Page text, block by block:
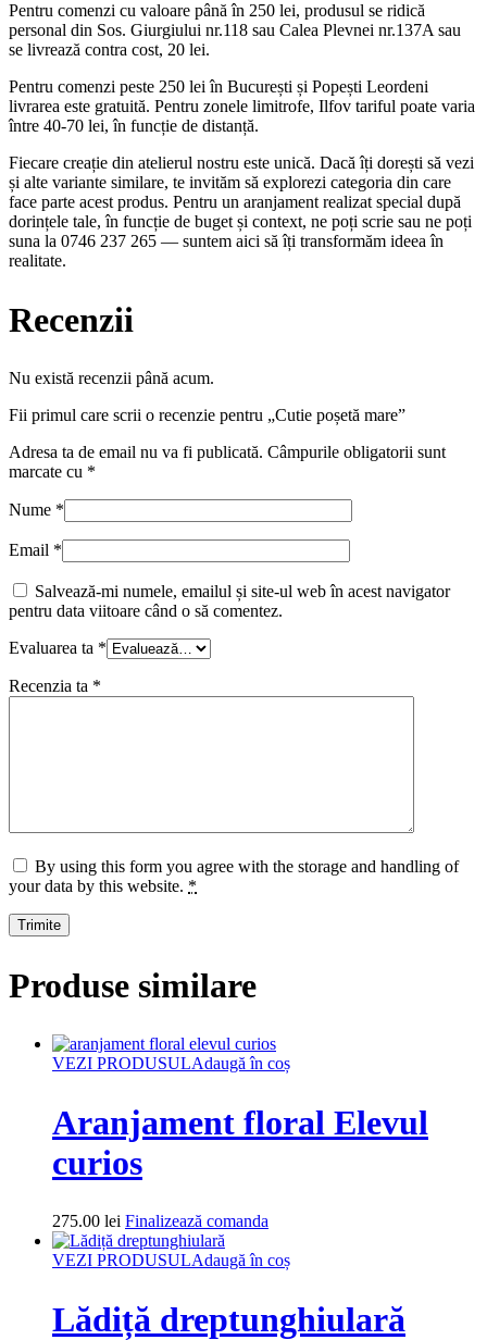
Pentru comenzi cu valoare până în 250 lei, produsul se ridică
personal din Sos. Giurgiului nr.118 sau Calea Plevnei nr.137A sau
se livrează contra cost, 20 lei.
Pentru comenzi peste 250 lei în București și Popești Leordeni
livrarea este gratuită. Pentru zonele limitrofe, Ilfov tariful poate varia
între 40-70 lei, în funcție de distanță.
Fiecare creație din atelierul nostru este unică. Dacă îți dorești să vezi
și alte variante similare, te invităm să explorezi categoria din care
face parte acest produs. Pentru un aranjament realizat special după
dorințele tale, în funcție de buget și context, ne poți scrie sau ne poți
suna la 0746 237 265 — suntem aici să îți transformăm ideea în
realitate.
Recenzii
Nu există recenzii până acum.
Fii primul care scrii o recenzie pentru „Cutie poșetă mare”
Adresa ta de email nu va fi publicată. Câmpurile obligatorii sunt
marcate cu *
Nume *
Email *
Salvează-mi numele, emailul și site-ul web în acest navigator
pentru data viitoare când o să comentez.
Evaluarea ta *
Recenzia ta *
By using this form you agree with the storage and handling of
your data by this website. *
Produse similare
VEZI PRODUSULAdaugă în coș
Aranjament floral Elevul
curios
275.00 lei Finalizează comanda
VEZI PRODUSULAdaugă în coș
Lădiță dreptunghiulară